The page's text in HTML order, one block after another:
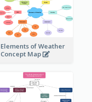
Elements of Weather
Concept Map